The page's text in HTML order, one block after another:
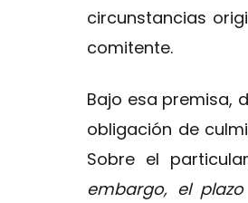
circunstancias
comitente.
Bajo esa premisa,
obligación de
Sobre el
embargo, el